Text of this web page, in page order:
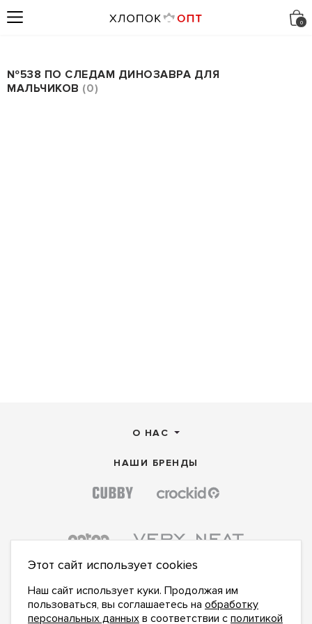
№538 ПО СЛЕДАМ ДИНОЗАВРА ДЛЯ
МАЛЬЧИКОВ
0
О НАС
НАШИ БРЕНДЫ
Этот сайт использует cookies
Наш сайт использует куки. Продолжая им
пользоваться, вы соглашаетесь на обработку
персональных данных в соответствии с политикой